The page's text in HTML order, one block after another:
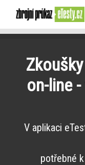
on-line
V aplikaci
potřebné